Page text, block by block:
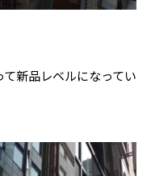
新品レベルになってい